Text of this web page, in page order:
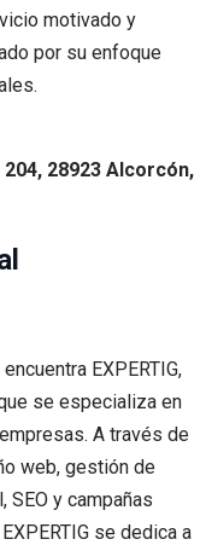
motivado y
por su enfoque
28923 Alcorcón,
EXPERTIG,
se especializa en
A través de
web, gestión de
y campañas
se dedica a